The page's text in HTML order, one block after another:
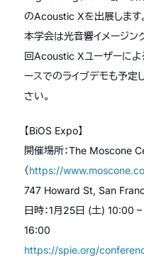
のAcoustic Xを出展します。
本学会は光音響イメージン
回Acoustic Xユーザーに
ースでのライブデモも予定
さい。
【BiOS Expo】
開催場所：The Moscone
（https://
747 Howard St, San
日時：1月25日 (土) 10:00 –
16:00
https://spie.org/